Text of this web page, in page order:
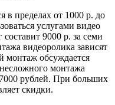
в пределах от 1000 р. до
услугами видео
составит 9000 р. за семи
видеоролика зависят
монтаж обсуждается
монтажа
рублей. При больших
скидки.